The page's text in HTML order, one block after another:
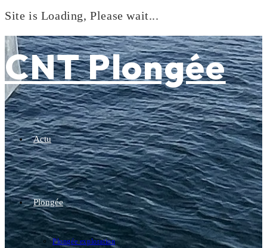
Site is Loading, Please wait...
to
content
CNT Plongée
Actu
Plongée
Plongée exploration